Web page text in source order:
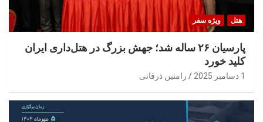
هتل ویژه سفر
پارسیان ۲۶ ساله شد؛ جهش بزرگ در هتل‌داری ایران
کلید خورد
1 دسامبر 2025 رامتین ذرقانی